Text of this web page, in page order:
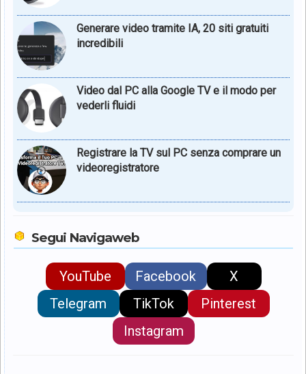
Generare video tramite IA, 20 siti gratuiti
incredibili
Video dal PC alla Google TV e il modo per
vederli fluidi
Registrare la TV sul PC senza comprare un
videoregistratore
Segui Navigaweb
YouTube Facebook
X
Telegram
TikTok
Pinterest
Instagram